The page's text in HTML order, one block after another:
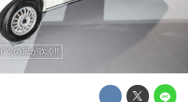
ツの風が吹く!!